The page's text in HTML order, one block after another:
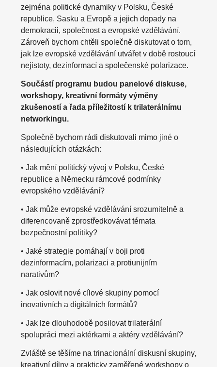
zejména politické dynamiky v Polsku, České
republice, Sasku a Evropě a jejich dopady na
demokracii, společnost a evropské vzdělávání.
Zároveň bychom chtěli společně diskutovat o tom,
jak lze evropské vzdělávání utvářet v době rostoucí
nejistoty, dezinformací a společenské polarizace.
Součástí programu budou panelové diskuse,
workshopy, kreativní formáty výměny
zkušeností a řada příležitostí k trilaterálnímu
networkingu.
Společně bychom rádi diskutovali mimo jiné o
následujících otázkách:
• Jak mění politický vývoj v Polsku, České
republice a Německu rámcové podmínky
evropského vzdělávání?
• Jak může evropské vzdělávání srozumitelně a
diferencovaně zprostředkovávat témata
bezpečnostní politiky?
• Jaké strategie pomáhají v boji proti
dezinformacím, polarizaci a protiunijním
narativům?
• Jak oslovit nové cílové skupiny pomocí
inovativních a digitálních formátů?
• Jak lze dlouhodobě posilovat trilaterální
spolupráci mezi aktérkami a aktéry vzdělávání?
Zvláště se těšíme na trinacionální diskusní skupiny,
kreativní dílny a prakticky zaměřené workshopy o